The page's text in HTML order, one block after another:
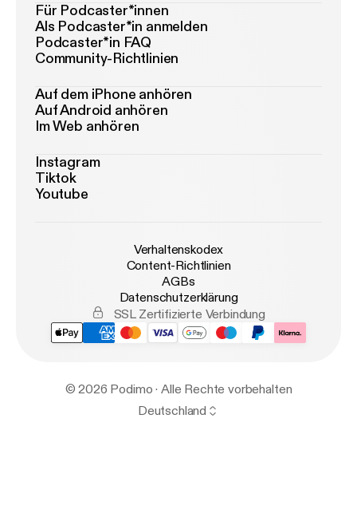
Für Podcaster*innen
Als Podcaster*in anmelden
Podcaster*in FAQ
Community-Richtlinien
Auf dem iPhone anhören
Auf Android anhören
Im Web anhören
Instagram
Tiktok
Youtube
Verhaltenskodex
Content-Richtlinien
AGBs
Datenschutzerklärung
SSL Zertifizierte Verbindung
© 2026 Podimo · Alle Rechte vorbehalten
Deutschland